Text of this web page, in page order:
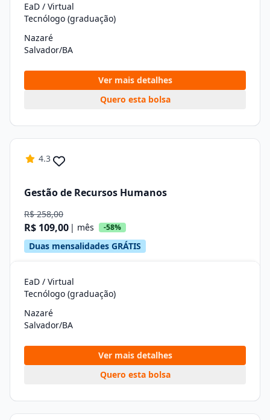
EaD / Virtual
Tecnólogo (graduação)
Nazaré
Salvador/BA
Ver mais detalhes
Quero esta bolsa
4.3
Gestão de Recursos Humanos
R$ 258,00
R$ 109,00 | mês -58%
Duas mensalidades GRÁTIS
EaD / Virtual
Tecnólogo (graduação)
Nazaré
Salvador/BA
Ver mais detalhes
Quero esta bolsa